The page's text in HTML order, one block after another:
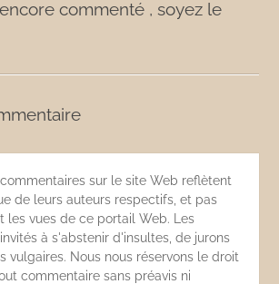
commenté , soyez le
commentaires sur le site Web reflètent
de leurs auteurs respectifs, et pas
les vues de ce portail Web. Les
à s'abstenir d'insultes, de jurons
vulgaires. Nous nous réservons le droit
commentaire sans préavis ni